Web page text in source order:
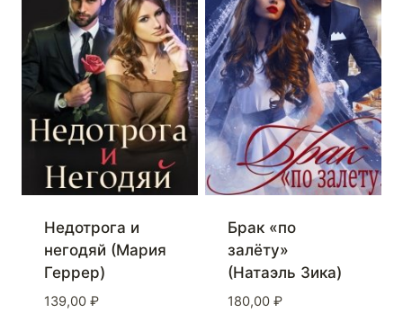
Недотрога и
негодяй (Мария
Геррер)
139,00 ₽
Брак «по
залёту»
(Натаэль Зика)
180,00 ₽